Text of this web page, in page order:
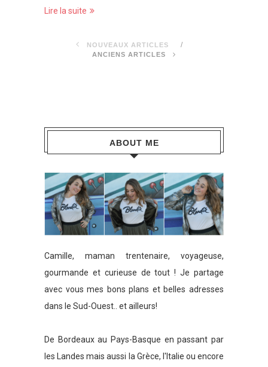
Lire la suite
NOUVEAUX ARTICLES
ANCIENS ARTICLES
ABOUT ME
Camille, maman trentenaire, voyageuse,
gourmande et curieuse de tout ! Je partage
avec vous mes bons plans et belles adresses
dans le Sud-Ouest.. et ailleurs!
De Bordeaux au Pays-Basque en passant par
les Landes mais aussi la Grèce, l'Italie ou encore